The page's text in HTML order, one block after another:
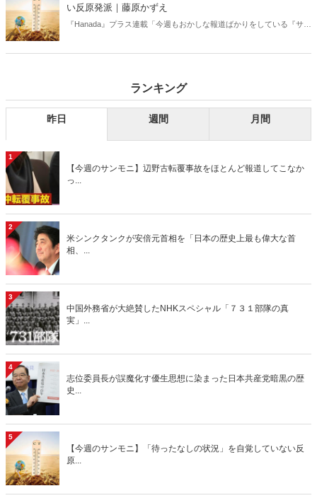
い反原発派｜藤原かずえ
『Hanada』プラス連載「今週もおかしな報道ばかりをしている『サン
ランキング
昨日 週間 月間
1
【今週のサンモニ】辺野古転覆事故をほとんど報道してこなか
っ...
2
米シンクタンクが安倍元首相を「日本の歴史上最も偉大な首
相、...
3
中国外務省が大絶賛したNHKスペシャル「７３１部隊の真
実」...
4
志位委員長が誤魔化す優生思想に染まった日本共産党暗黒の歴
史...
5
【今週のサンモニ】「待ったなしの状況」を自覚していない反
原...